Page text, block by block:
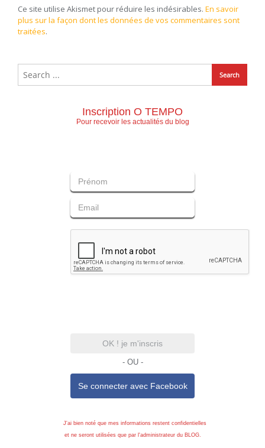
Ce site utilise Akismet pour réduire les indésirables. En savoir
plus sur la façon dont les données de vos commentaires sont
traitées.
Inscription O TEMPO
Pour recevoir les actualités du blog
OK ! je m'inscris
- OU -
Se connecter avec Facebook
J'ai bien noté que mes informations restent confidentielles
et ne seront utilisées que par l'administrateur du BLOG.